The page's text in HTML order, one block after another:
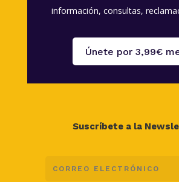
información, consultas,
Únete por 3,99€
Suscríbete a la